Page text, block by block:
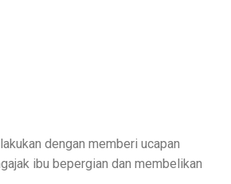
dengan memberi ucapan
ibu bepergian dan membelikan